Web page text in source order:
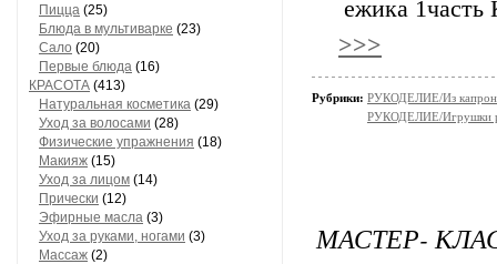
Пицца (25)
Блюда в мультиварке (23)
Сало (20)
Первые блюда (16)
КРАСОТА (413)
Натуральная косметика (29)
Уход за волосами (28)
Физические упражнения (18)
Макияж (15)
Уход за лицом (14)
Прически (12)
Эфирные масла (3)
Уход за руками, ногами (3)
Массаж (2)
>>>
Рубрики: РУКОДЕЛИЕ/Из
РУКОДЕЛИЕ/Игрушки
МАСТЕР-